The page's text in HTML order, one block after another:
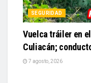
SEGURIDAD
Vuelca tráiler en
Culiacán;
7 agosto, 2026